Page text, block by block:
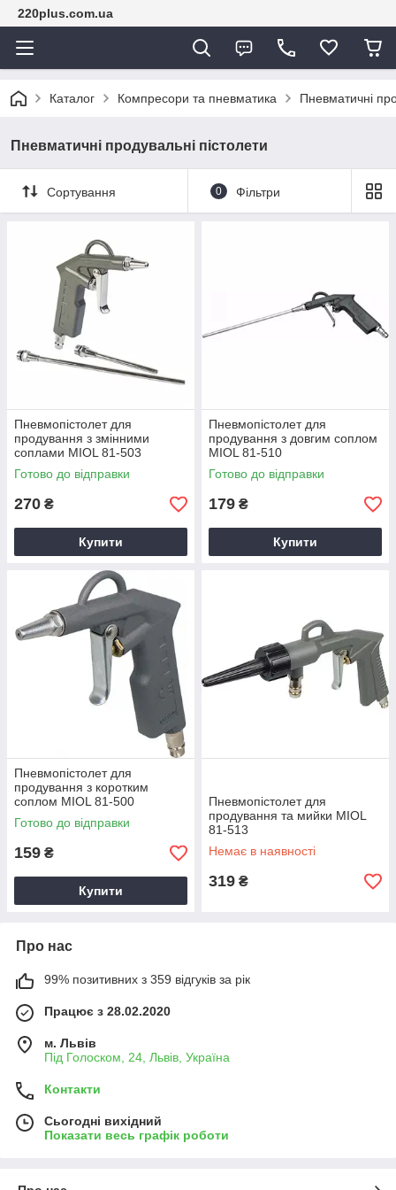
220plus.com.ua
Каталог Компресори та пневматика Пневматичні
Пневматичні продувальні пістолети
Сортування 0 Фільтри
Пневмопістолет для
продування з змінними
соплами MIOL 81-503
Готово до відправки
270 ₴
Купити
Пневмопістолет для
продування з довгим соплом
MIOL 81-510
Готово до відправки
179 ₴
Купити
Пневмопістолет для
продування з коротким
соплом MIOL 81-500
Готово до відправки
159 ₴
Купити
Пневмопістолет для
продування та мийки MIOL
81-513
Немає в наявності
319 ₴
Про нас
99% позитивних з 359 відгуків за рік
Працює з 28.02.2020
м. Львів
Під Голоском, 24, Львів, Україна
Контакти
Сьогодні вихідний
Показати весь графік роботи